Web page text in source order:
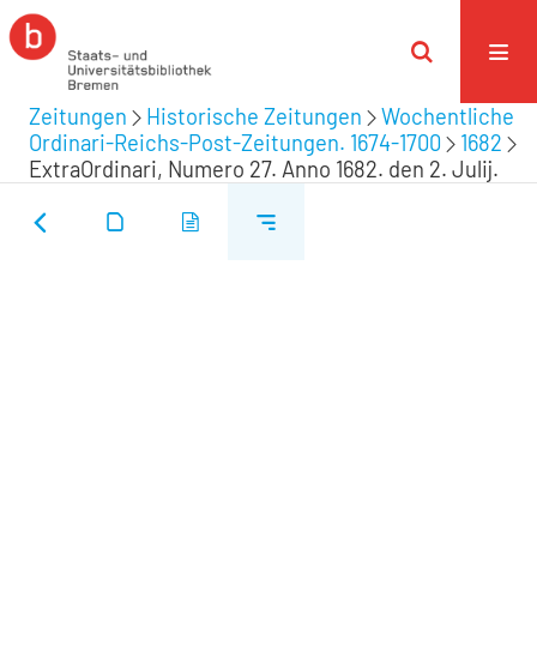
Zeitungen Historische Zeitungen
Wochentliche
Ordinari-Reichs-Post-Zeitungen. 1674-1700
1682
ExtraOrdinari, Numero 27. Anno 1682. den 2. Julij.